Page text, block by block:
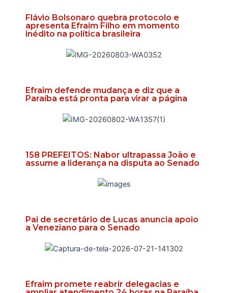
Flávio Bolsonaro quebra protocolo e
apresenta Efraim Filho em momento
inédito na política brasileira
Efraim defende mudança e diz que a
Paraíba está pronta para virar a página
158 PREFEITOS: Nabor ultrapassa João e
assume a liderança na disputa ao Senado
Pai de secretário de Lucas anuncia apoio
a Veneziano para o Senado
Efraim promete reabrir delegacias e